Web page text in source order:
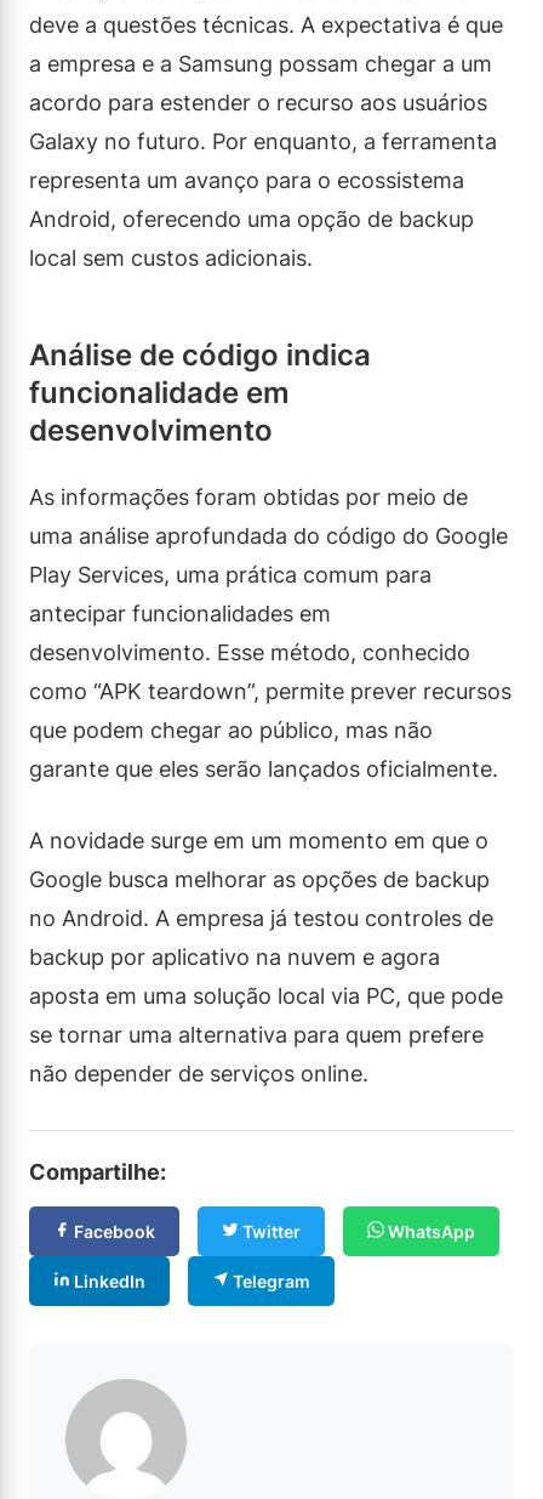
deve a questões técnicas. A expectativa é que
a empresa e a Samsung possam chegar a um
acordo para estender o recurso aos usuários
Galaxy no futuro. Por enquanto, a ferramenta
representa um avanço para o ecossistema
Android, oferecendo uma opção de backup
local sem custos adicionais.
Análise de código indica
funcionalidade em
desenvolvimento
As informações foram obtidas por meio de
uma análise aprofundada do código do Google
Play Services, uma prática comum para
antecipar funcionalidades em
desenvolvimento. Esse método, conhecido
como “APK teardown”, permite prever recursos
que podem chegar ao público, mas não
garante que eles serão lançados oficialmente.
A novidade surge em um momento em que o
Google busca melhorar as opções de backup
no Android. A empresa já testou controles de
backup por aplicativo na nuvem e agora
aposta em uma solução local via PC, que pode
se tornar uma alternativa para quem prefere
não depender de serviços online.
Compartilhe:
Facebook Twitter WhatsApp
LinkedIn Telegram